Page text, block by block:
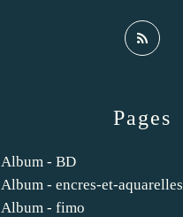
Pages
Album - BD
Album - encres-et-aquarelles
Album - fimo